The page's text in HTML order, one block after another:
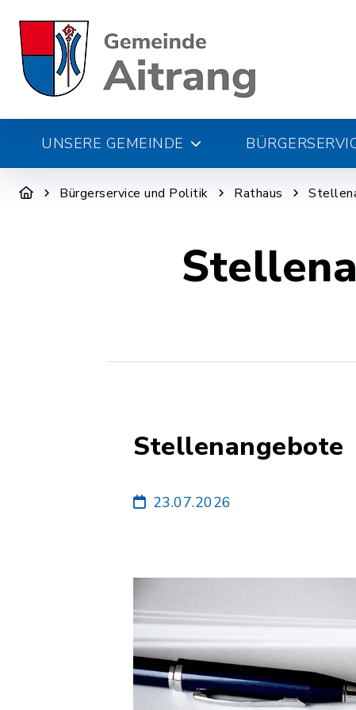
UNSERE GEMEINDE
Bürgerservice und Politik Rathaus
Stellenangebote
23.07.2026